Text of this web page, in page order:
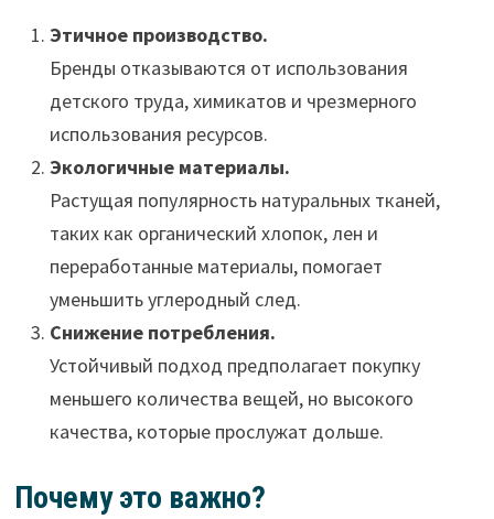
Этичное производство.
Бренды отказываются от использования
детского труда, химикатов и чрезмерного
использования ресурсов.
Экологичные материалы.
Растущая популярность натуральных тканей,
таких как органический хлопок, лен и
переработанные материалы, помогает
уменьшить углеродный след.
Снижение потребления.
Устойчивый подход предполагает покупку
меньшего количества вещей, но высокого
качества, которые прослужат дольше.
Почему это важно?